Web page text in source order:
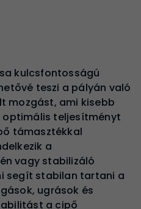
kulcsfontosságú
teszi a pályán való
mozgást, ami kisebb
optimális teljesítményt
támasztékkal
a
vagy stabilizáló
segít stabilan tartani a
ugrások és
a cipő